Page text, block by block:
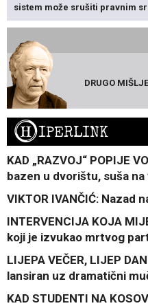
sistem može srušiti pravnim
DRUGO
HIPERLINK
KAD „RAZVOJ“ POPIJE
bazen u dvorištu, suša
VIKTOR IVANČIĆ: Nazad
INTERVENCIJA KOJA
koji je izvukao mrtvog
LIJEPA VEČER, LIJEP
lansiran uz dramatični
KAD STUDENTI NA